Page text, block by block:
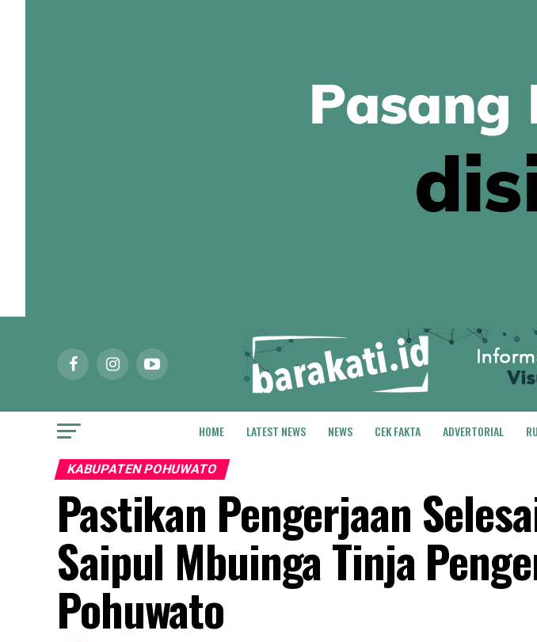
HOME LATEST NEWS NEWS CEK FAKTA ADVERTORIAL
KABUPATEN POHUWATO
Pastikan Pengerjaan
Saipul Mbuinga Tinja
Pohuwato